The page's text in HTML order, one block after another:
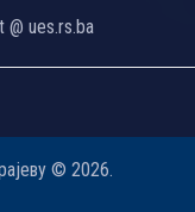
ues.rs.ba
© 2026.